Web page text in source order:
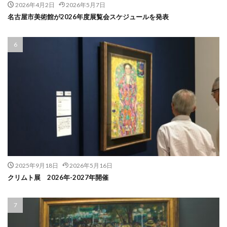
2026年4月2日 2026年5月7日
名古屋市美術館が2026年度展覧会スケジュールを発表
2025年9月18日 2026年5月16日
クリムト展 2026年-2027年開催